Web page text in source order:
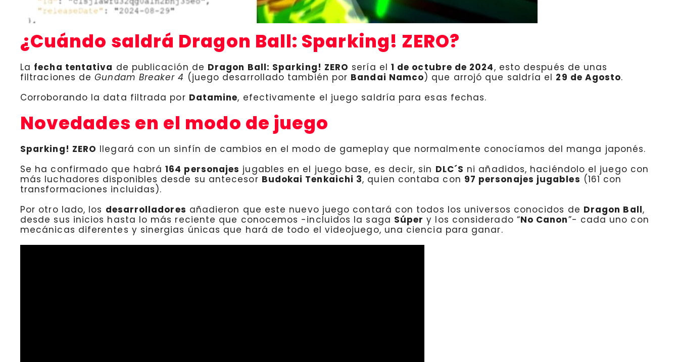
¿Cuándo saldrá Dragon Ball: Sparking! ZERO?
La fecha tentativa de publicación de Dragon Ball: Sparking! ZERO sería el 1 de octubre de 2024, esto después de unas
filtraciones deGundam Breaker 4 (juego desarrollado también por Bandai Namco) que arrojó que saldría el 29 de Agosto.
Corroborando la data filtrada por Datamine, efectivamente el juego saldría para esas fechas.
Novedades en el modo de juego
Sparking! ZERO llegará con un sinfín de cambios en el modo de gameplay que normalmente conocíamos del manga japonés.
Se ha confirmado que habrá164 personajes jugables en el juego base, es decir, sin DLC´S ni añadidos, haciéndolo el juego con
más luchadores disponibles desde su antecesor Budokai Tenkaichi 3, quien contaba con 97 personajes jugables (161 con
transformaciones incluidas).
Por otro lado, los desarrolladores añadieron que este nuevo juego contará con todos los universos conocidos de Dragon Ball,
desde sus inicios hasta lo más reciente que conocemos -incluidos la saga Súper y los considerado “No Canon”- cada uno con
mecánicas diferentes y sinergias únicas que hará de todo el videojuego, una ciencia para ganar.